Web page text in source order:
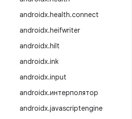
androidx.health.connect
androidx.heifwriter
androidx.hilt
androidx.ink
androidx.input
androidx.интерполятор
androidx.javascriptengine